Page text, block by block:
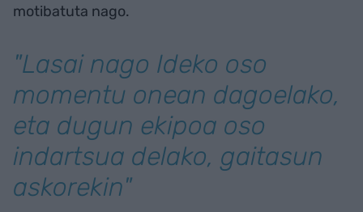
motibatuta nago.
"Lasai nago Ideko oso
momentu onean dagoelako,
eta dugun ekipoa oso
indartsua delako, gaitasun
askorekin"